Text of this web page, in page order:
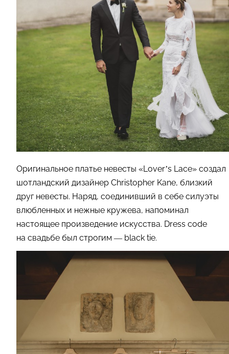
Оригинальное платье невесты «Lover’s Lace» создал
шотландский дизайнер Christopher Kane, близкий
друг невесты. Наряд, соединивший в себе силуэты
влюбленных и нежные кружева, напоминал
настоящее произведение искусства. Dress code
на свадьбе был строгим — black tie.